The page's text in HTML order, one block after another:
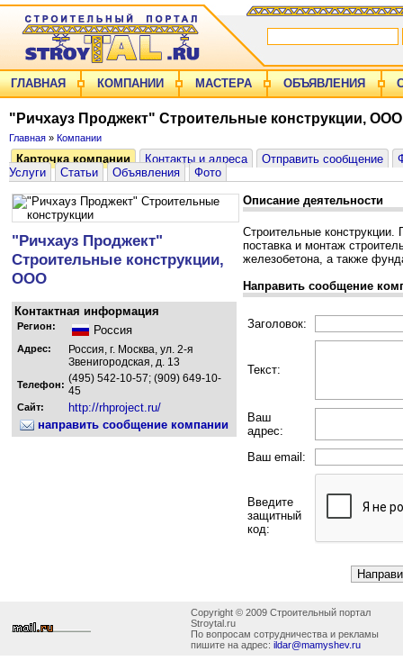
ГЛАВНАЯ КОМПАНИИ МАСТЕРА ОБЪЯВЛЕНИЯ
"Ричхауз Проджект" Строительные конструкции, ООО
Главная » Компании
Карточка компании Контакты и адреса Отправить сообщение
Услуги
Статьи Объявления Фото
"Ричхауз Проджект"
Строительные конструкции,
ООО
Контактная информация
Регион: Россия
Адрес:
Россия, г. Москва, ул. 2-я
Звенигородская, д. 13
Телефон: (495) 542-10-57; (909) 649-10-
45
Сайт:
http://rhproject.ru/
направить сообщение компании
Описание деятельности
Строительные конструкции.
поставка и монтаж
железобетона, а также
Направить сообщение
Заголовок:
Текст:
Ваш
адрес:
Ваш email:
Введите
защитный
код:
Copyright © 2009 Строительный портал
Stroytal.ru
По вопросам сотрудничества и рекламы
пишите на адрес: ildar@mamyshev.ru